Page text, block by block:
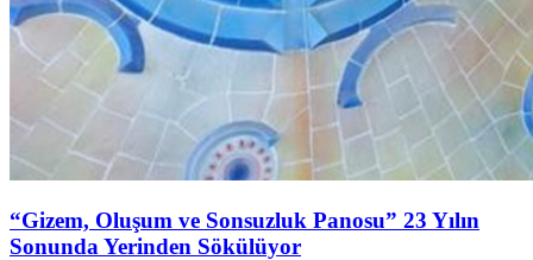
“Gizem, Oluşum ve Sonsuzluk Panosu” 23 Yılın
Sonunda Yerinden Sökülüyor